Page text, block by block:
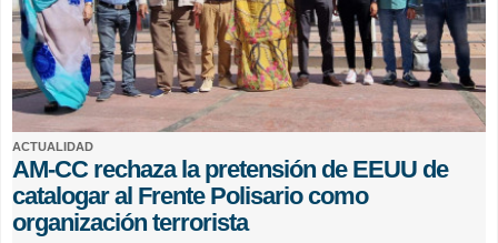
ACTUALIDAD
AM-CC rechaza la pretensión de EEUU de
catalogar al Frente Polisario como
organización terrorista